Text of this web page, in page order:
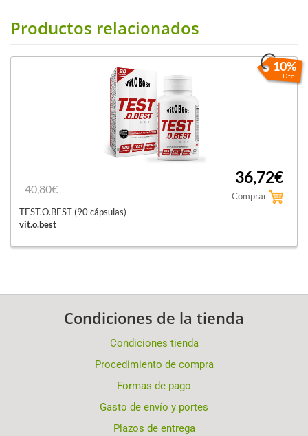
Productos relacionados
10%
Dto.
40,80€
36,72€
Comprar
TEST.O.BEST (90 cápsulas)
vit.o.best
Condiciones de la tienda
Condiciones tienda
Procedimiento de compra
Formas de pago
Gasto de envío y portes
Plazos de entrega